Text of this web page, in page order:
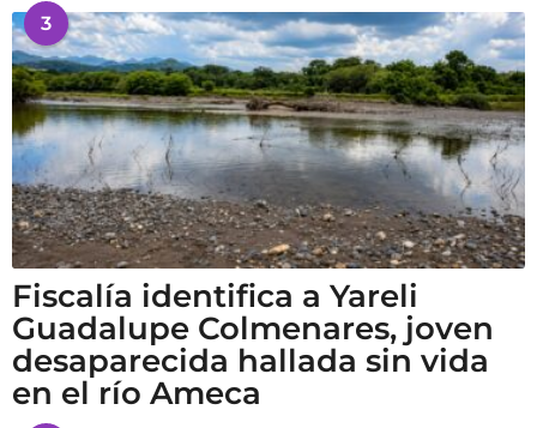
3
Fiscalía identifica a Yareli
Guadalupe Colmenares, joven
desaparecida hallada sin vida
en el río Ameca